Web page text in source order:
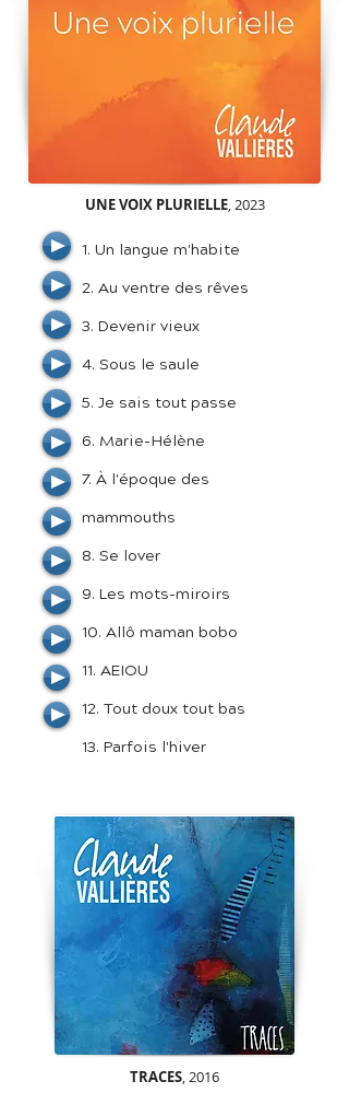
UNE VOIX PLURIELLE, 2023
1. Un langue m'habite
2. Au ventre des rêves
3. Devenir vieux
4. Sous le saule
5. Je sais tout passe
6. Marie-Hélène
7. À l'époque des
mammouths
8. Se lover
9. Les mots-miroirs
10. Allô maman bobo
11. AEIOU
12. Tout doux tout bas
13. Parfois l'hiver
TRACES, 2016